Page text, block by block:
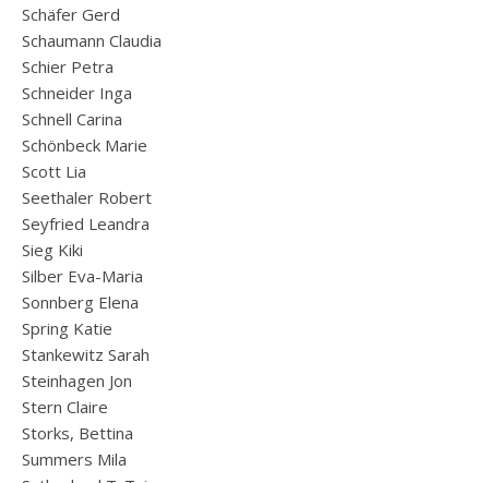
Schäfer Gerd
Schaumann Claudia
Schier Petra
Schneider Inga
Schnell Carina
Schönbeck Marie
Scott Lia
Seethaler Robert
Seyfried Leandra
Sieg Kiki
Silber Eva-Maria
Sonnberg Elena
Spring Katie
Stankewitz Sarah
Steinhagen Jon
Stern Claire
Storks, Bettina
Summers Mila